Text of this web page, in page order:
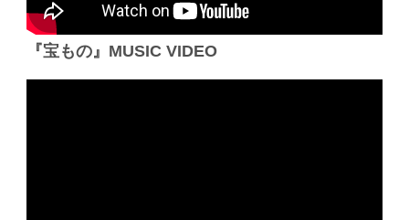
『宝もの』MUSIC VIDEO